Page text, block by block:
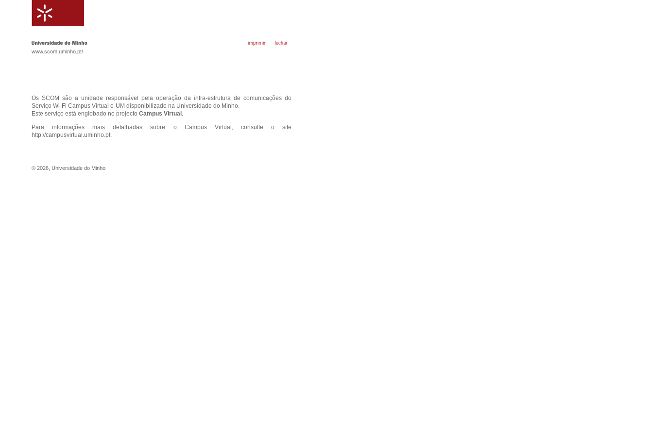
www.scom.uminho.pt/
Os SCOM são a unidade responsável pela operação da infra-estrutura de comunicações do
Serviço Wi-Fi Campus Virtual e-UM disponibilizado na Universidade do Minho.
Este serviço está englobado no projecto Campus Virtual .
Para informações mais detalhadas sobre o Campus Virtual, consulte o site
http://campusvirtual.uminho.pt.
© 2026 Universidade do Minho